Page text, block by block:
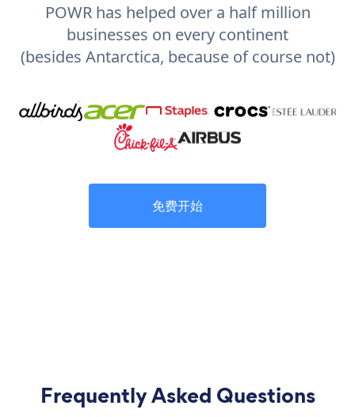
POWR has helped over a half million
businesses on every continent
(besides Antarctica, because of course not)
免费开始
Frequently Asked Questions